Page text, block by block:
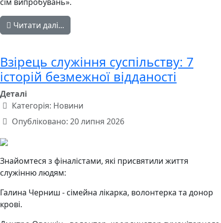
Читати далі...
Взірець служіння суспільству: 7
історій безмежної відданості
Деталі
Категорія: Новини
Опубліковано: 20 липня 2026
Знайомтеся з фіналістами, які присвятили життя
служінню людям:
Галина Черниш - сімейна лікарка, волонтерка та донор
крові.